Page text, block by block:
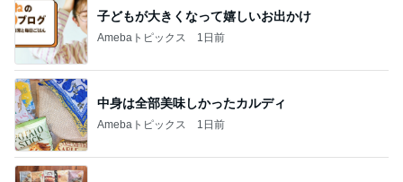
子どもが大きくなって嬉しいお出かけ
Amebaトピックス 1日前
中身は全部美味しかったカルディ
Amebaトピックス 1日前